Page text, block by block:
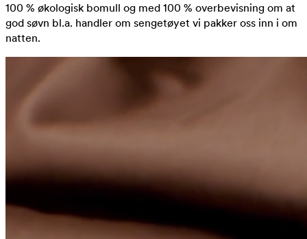
100 % økologisk bomull og med 100 % overbevisning om at
god søvn bl.a. handler om sengetøyet vi pakker oss inn i om
natten.